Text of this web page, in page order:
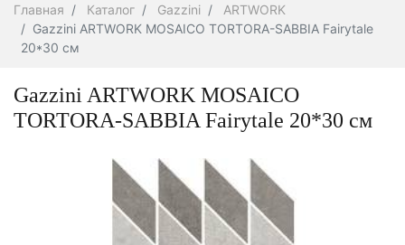
Главная Каталог Gazzini
ARTWORK
Gazzini ARTWORK MOSAICO TORTORA-SABBIA Fairytale
20*30 см
Gazzini ARTWORK MOSAICO
TORTORA-SABBIA Fairytale 20*30 см